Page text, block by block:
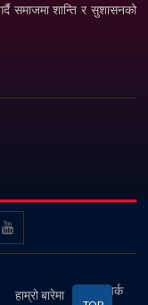
समाजमा शान्ति र सुशासनको
हाम्रो बारेमा सम्पर्क